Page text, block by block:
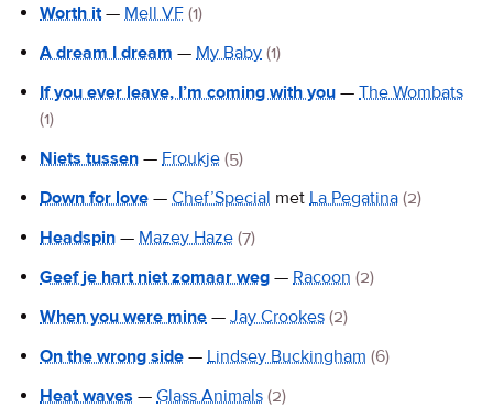
Worth it— Mell VF (1)
A dream I dream — My Baby (1)
If you ever leave, I’m coming with you — The Wombats
(1)
Niets tussen — Froukje (5)
Down for love — Chef’Special met La Pegatina (2)
Headspin — Mazey Haze (7)
Geef je hart niet zomaar weg — Racoon (2)
When you were mine — Jay Crookes (2)
On the wrong side — Lindsey Buckingham (6)
Heat waves — Glass Animals (2)